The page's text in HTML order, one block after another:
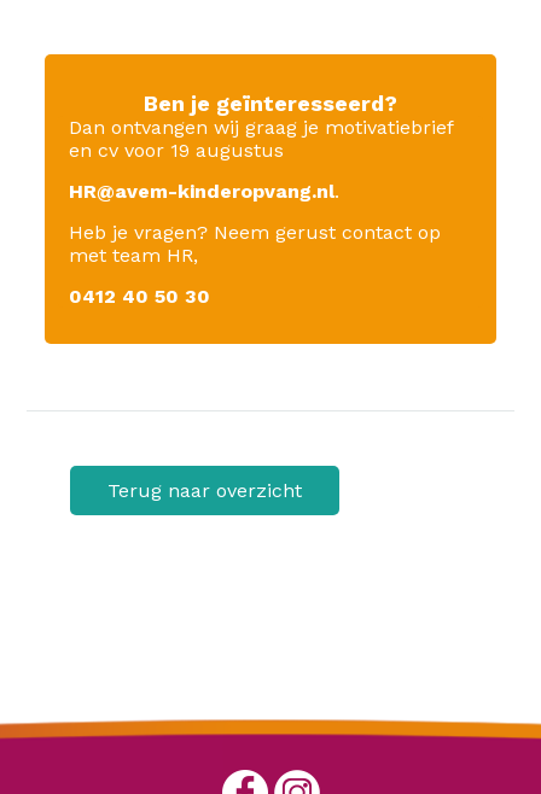
Ben je geïnteresseerd?
Dan ontvangen wij graag je motivatiebrief
en cv voor 19 augustus
HR@avem-kinderopvang.nl.
Heb je vragen? Neem gerust contact op
met team HR,
0412 40 50 30
Terug naar overzicht